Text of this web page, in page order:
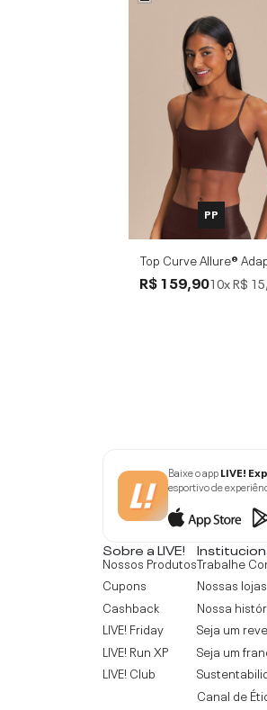
PP
Top Curve Allure®
R$ 159,9010xR$
Baixe o appLIVE!
esportivo de
Sobre a LIVE!
Nossos Produtos
Cupons
Cashback
LIVE! Friday
LIVE! Run XP
LIVE! Club
Trabalhe
Nossas lojas
Nossa
Seja um
Seja um
Canal de